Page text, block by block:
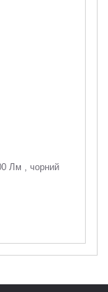
Лм , чорний